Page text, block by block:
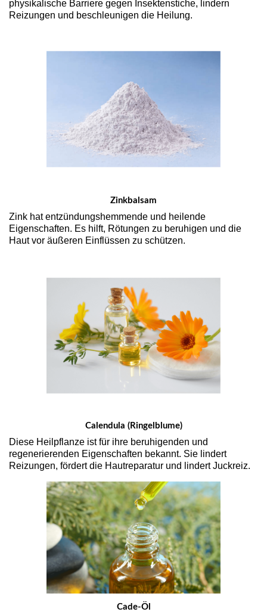
physikalische Barriere gegen Insektenstiche, lindern
Reizungen und beschleunigen die Heilung.
Zinkbalsam
Zink hat entzündungshemmende und heilende
Eigenschaften. Es hilft, Rötungen zu beruhigen und die
Haut vor äußeren Einflüssen zu schützen.
Calendula (Ringelblume)
Diese Heilpflanze ist für ihre beruhigenden und
regenerierenden Eigenschaften bekannt. Sie lindert
Reizungen, fördert die Hautreparatur und lindert Juckreiz.
Cade-Öl